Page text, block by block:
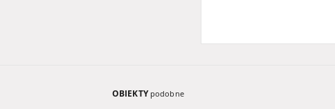
OBIEKTY podobne